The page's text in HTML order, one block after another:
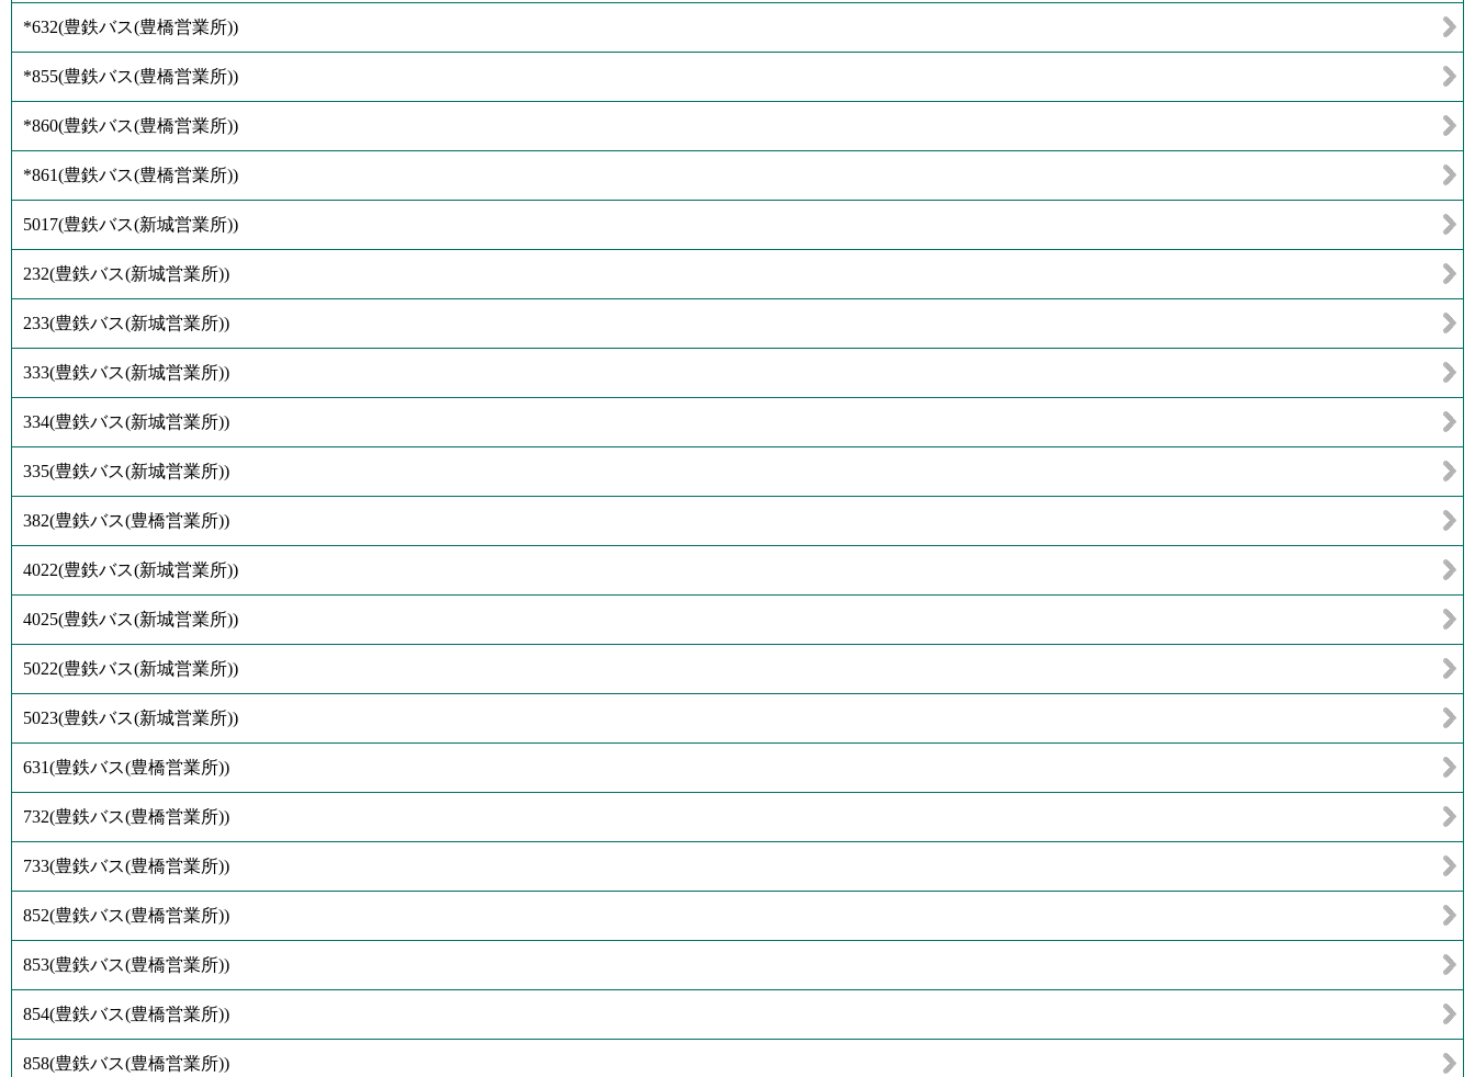
*632(豊鉄バス(豊橋営業所))
*855(豊鉄バス(豊橋営業所))
*860(豊鉄バス(豊橋営業所))
*861(豊鉄バス(豊橋営業所))
5017(豊鉄バス(新城営業所))
232(豊鉄バス(新城営業所))
233(豊鉄バス(新城営業所))
333(豊鉄バス(新城営業所))
334(豊鉄バス(新城営業所))
335(豊鉄バス(新城営業所))
382(豊鉄バス(豊橋営業所))
4022(豊鉄バス(新城営業所))
4025(豊鉄バス(新城営業所))
5022(豊鉄バス(新城営業所))
5023(豊鉄バス(新城営業所))
631(豊鉄バス(豊橋営業所))
732(豊鉄バス(豊橋営業所))
733(豊鉄バス(豊橋営業所))
852(豊鉄バス(豊橋営業所))
853(豊鉄バス(豊橋営業所))
854(豊鉄バス(豊橋営業所))
858(豊鉄バス(豊橋営業所))